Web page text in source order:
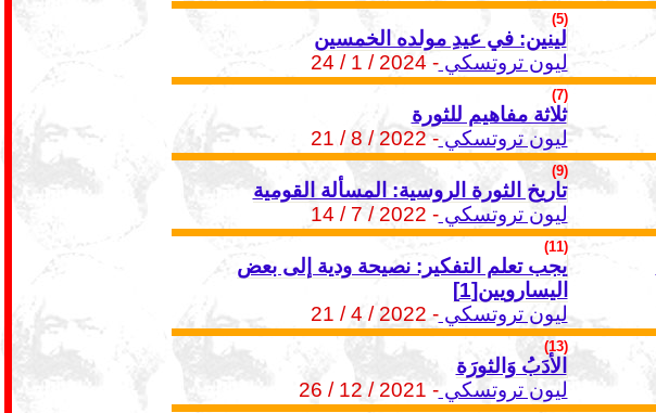
(5)
لينين: في عيدِ مولده الخمسين
ليون تروتسكي- 2024 / 1 / 24
(7)
ثلاثة مفاهيم للثورة
ليون تروتسكي- 2022 / 8 / 21
(9)
تاريخ الثورة الروسية: المسألة القومية
ليون تروتسكي- 2022 / 7 / 14
(11)
يجب تعلم التفكير: نصيحة ودية إلى بعض
اليسارويين[1]
ليون تروتسكي- 2022 / 4 / 21
(13)
الأدَبُ وَالثورَة
ليون تروتسكي- 2021 / 12 / 26